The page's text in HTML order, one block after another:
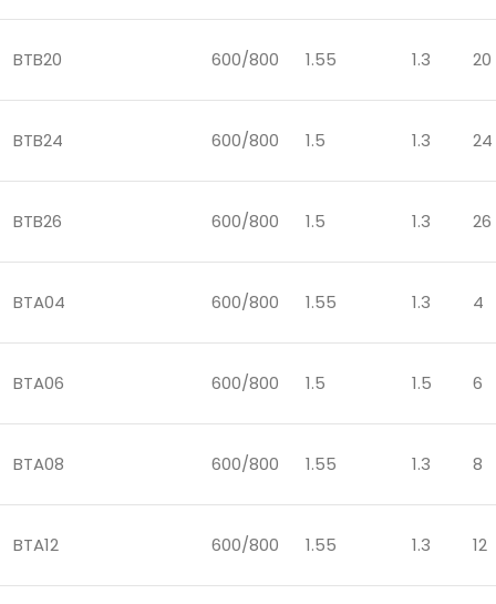
BTB20 600/800 1.55 1.3 20
BTB24 600/800 1.5 1.3 24
BTB26 600/800 1.5 1.3 26
BTA04 600/800 1.55 1.3 4
BTA06 600/800 1.5 1.5 6
BTA08 600/800 1.55 1.3 8
BTA12 600/800 1.55 1.3 12